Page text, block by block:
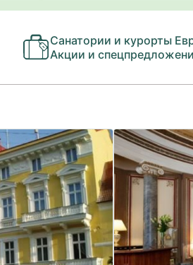
Санатории и курорты
Акции и